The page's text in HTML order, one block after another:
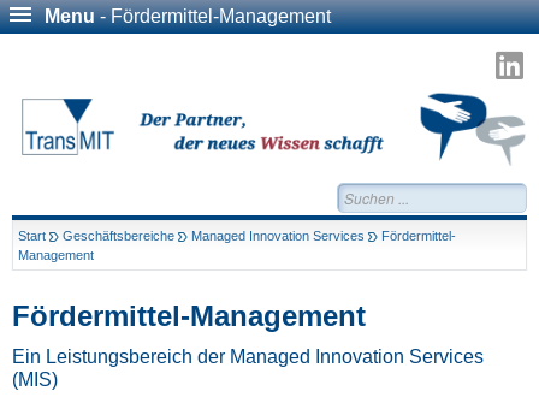
Menu- Fördermittel-Management
Suchen...
Start Geschäftsbereiche Managed Innovation Services
Fördermittel-
Management
Fördermittel-Management
Ein Leistungsbereich der Managed Innovation Services
(MIS)